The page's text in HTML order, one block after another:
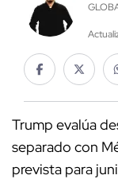
Trump evalúa
separado con
prevista para